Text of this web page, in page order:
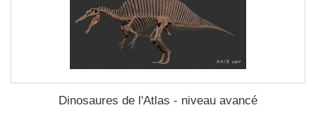
Dinosaures de l'Atlas - niveau avancé